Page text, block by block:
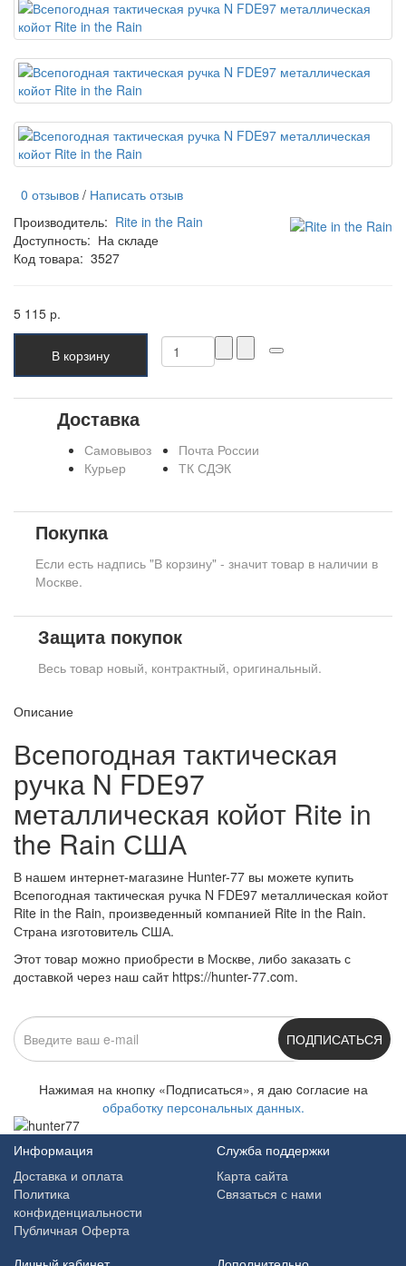
0 отзывов / Написать отзыв
Производитель: Rite in the Rain
Доступность: На складе
Код товара: 3527
5 115 р.
В корзину
Доставка
Самовывоз
Курьер
Почта России
ТК СДЭК
Покупка
Если есть надпись "В корзину" - значит товар в наличии в
Москве.
Защита покупок
Весь товар новый, контрактный, оригинальный.
Описание
Всепогодная тактическая
ручка N FDE97
металлическая койот Rite in
the Rain США
В нашем интернет-магазине Hunter-77 вы можете купить
Всепогодная тактическая ручка N FDE97 металлическая койот
Rite in the Rain, произведенный компанией Rite in the Rain.
Страна изготовитель США.
Этот товар можно приобрести в Москве, либо заказать с
доставкой через наш сайт https://hunter-77.com.
ПОДПИСАТЬСЯ
Нажимая на кнопку «Подписаться», я даю cогласие на
обработку персональных данных.
Информация
Доставка и оплата
Политика
конфиденциальности
Публичная Оферта
Служба поддержки
Карта сайта
Связаться с нами